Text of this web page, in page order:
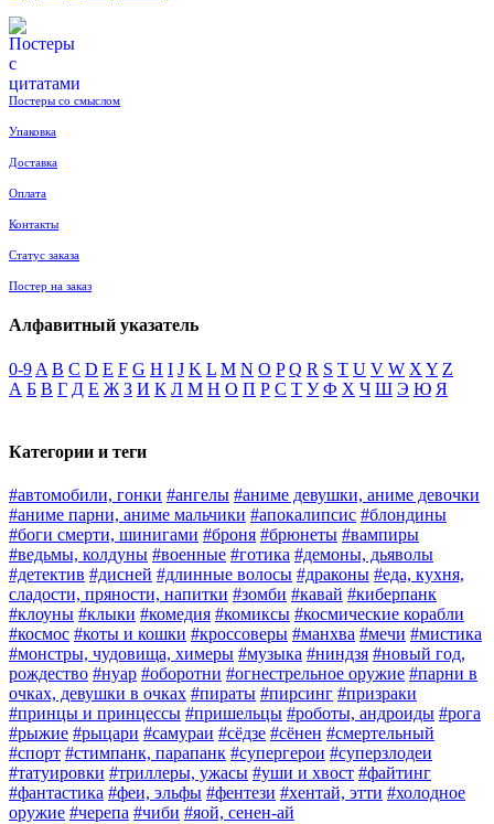
Постеры со смыслом
Упаковка
Доставка
Оплата
Контакты
Статус заказа
Постер на заказ
Алфавитный указатель
0-9 A B C D E F G H I J K L M N O P Q R S T U V W X Y Z
А Б В Г Д Е Ж З И К Л М Н О П Р С Т У Ф Х Ч Ш Э Ю Я
Категории и теги
#автомобили, гонки #ангелы #аниме девушки, аниме девочки
#аниме парни, аниме мальчики #апокалипсис #блондины
#боги смерти, шинигами #броня #брюнеты #вампиры
#ведьмы, колдуны #военные #готика #демоны, дьяволы
#детектив #дисней #длинные волосы #драконы #еда, кухня,
сладости, пряности, напитки #зомби #кавай #киберпанк
#клоуны #клыки #комедия #комиксы #космические корабли
#космос #коты и кошки #кроссоверы #манхва #мечи #мистика
#монстры, чудовища, химеры #музыка #ниндзя #новый год,
рождество #нуар #оборотни #огнестрельное оружие #парни в
очках, девушки в очках #пираты #пирсинг #призраки
#принцы и принцессы #пришельцы #роботы, андроиды #рога
#рыжие #рыцари #самураи #сёдзе #сёнен #смертельный
#спорт #стимпанк, парапанк #супергерои #суперзлодеи
#татуировки #триллеры, ужасы #уши и хвост #файтинг
#фантастика #феи, эльфы #фентези #хентай, этти #холодное
оружие #черепа #чиби #яой, сенен-ай